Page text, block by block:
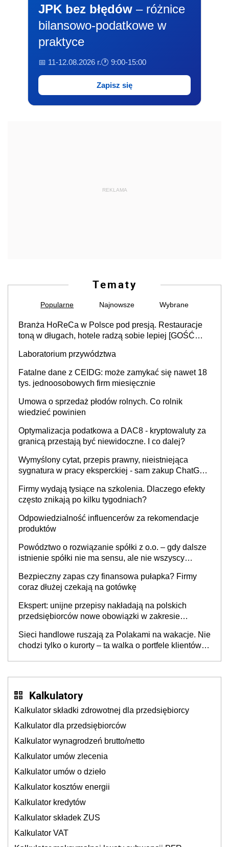
JPK bez błędów – różnice
bilansowo-podatkowe w
praktyce
📅 11-12.08.2026 r.🕐 9:00-15:00
Zapisz się
REKLAMA
Tematy
Popularne Najnowsze Wybrane
Branża HoReCa w Polsce pod presją. Restauracje
toną w długach, hotele radzą sobie lepiej [GOŚĆ
Laboratorium przywództwa
Fatalne dane z CEIDG: może zamykać się nawet 18
tys. jednoosobowych firm miesięcznie
Umowa o sprzedaż płodów rolnych. Co rolnik
wiedzieć powinien
Optymalizacja podatkowa a DAC8 - kryptowaluty za
granicą przestają być niewidoczne. I co dalej?
Wymyślony cytat, przepis prawny, nieistniejąca
sygnatura w pracy eksperckiej - sam zakup ChatGPT
Firmy wydają tysiące na szkolenia. Dlaczego efekty
często znikają po kilku tygodniach?
Odpowiedzialność influencerów za rekomendacje
produktów
Powództwo o rozwiązanie spółki z o.o. – gdy dalsze
istnienie spółki nie ma sensu, ale nie wszyscy
Bezpieczny zapas czy finansowa pułapka? Firmy
coraz dłużej czekają na gotówkę
Ekspert: unijne przepisy nakładają na polskich
przedsiębiorców nowe obowiązki w zakresie
Sieci handlowe ruszają za Polakami na wakacje. Nie
chodzi tylko o kurorty – ta walka o portfele klientów
Kalkulatory
Kalkulator składki zdrowotnej dla przedsiębiorcy
Kalkulator dla przedsiębiorców
Kalkulator wynagrodzeń brutto/netto
Kalkulator umów zlecenia
Kalkulator umów o dzieło
Kalkulator kosztów energii
Kalkulator kredytów
Kalkulator składek ZUS
Kalkulator VAT